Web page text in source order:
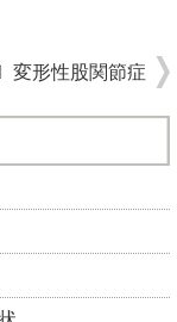
変形性股関節症